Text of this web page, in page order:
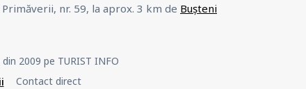
Primăverii, nr. 59, la aprox. 3 km de Bușteni
din 2009 pe TURIST INFO
Contact direct